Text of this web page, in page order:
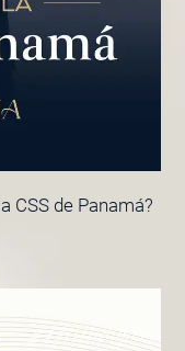
CSS de Panamá?